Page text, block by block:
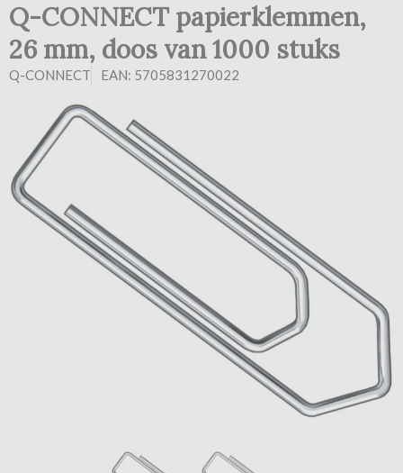
Q-CONNECT papierklemmen,
26 mm, doos van 1000 stuks
Q-CONNECT EAN: 5705831270022